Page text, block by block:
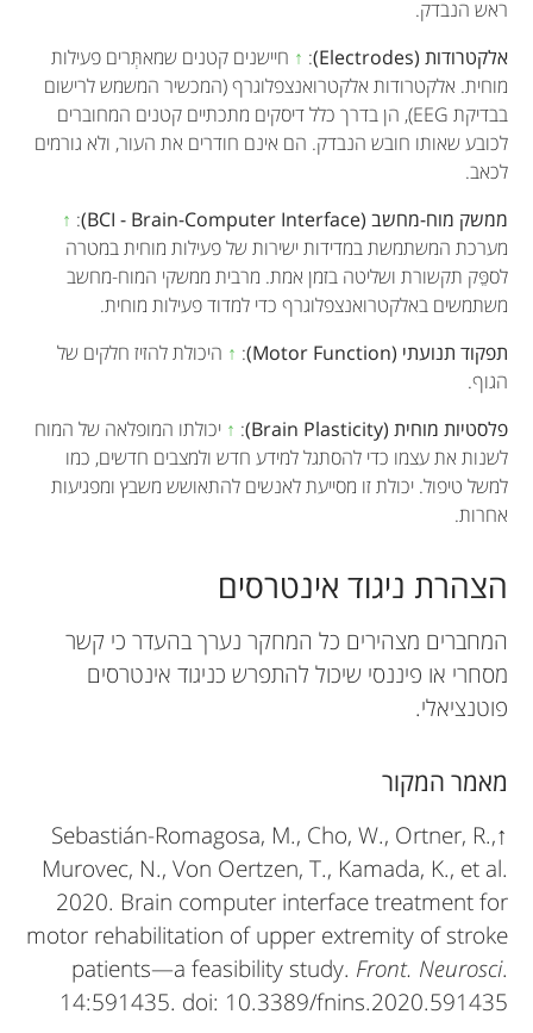
ראש הנבדק.
אלקטרודות (Electrodes)
:
↑ חיישנים קטנים שמאתְּרים פעילות
מוחית. אלקטרודות אלקטרואנצפלוגרף (המכשיר המשמש לרישום
בבדיקת EEG), הן בדרך כלל דיסקים מתכתיים קטנים המחוברים
לכובע שאותו חובש הנבדק. הם אינם חודרים את העור, ולא גורמים
לכאב.
ממשק מוח-מחשב (BCI - Brain-Computer Interface)
:
↑
מערכת המשתמשת במדידות ישירות של פעילות מוחית במטרה
לספֵּק תקשורת ושליטה בזמן אמת. מרבית ממשקי המוח-מחשב
משתמשים באלקטרואנצפלוגרף כדי למדוד פעילות מוחית.
תפקוד תנועתי (Motor Function)
:
↑ היכולת להזיז חלקים של
הגוף.
פלסטיות מוחית (Brain Plasticity)
:
↑ יכולתו המופלאה של המוח
לשנות את עצמו כדי להסתגל למידע חדש ולמצבים חדשים, כמו
למשל טיפול. יכולת זו מסייעת לאנשים להתאושש משבץ ומפגיעות
אחרות.
הצהרת ניגוד אינטרסים
המחברים מצהירים כל המחקר נערך בהעדר כי קשר
מסחרי או פיננסי שיכול להתפרש כניגוד אינטרסים
פוטנציאלי.
מאמר המקור
↑
Sebastián-Romagosa, M., Cho, W., Ortner, R.,
Murovec, N., Von Oertzen, T., Kamada, K., et al.
2020. Brain computer interface treatment for
motor rehabilitation of upper extremity of stroke
patients—a feasibility study. Front. Neurosci.
14:591435. doi: 10.3389/fnins.2020.591435